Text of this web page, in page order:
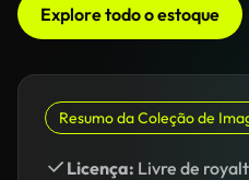
Explore todo o estoque
Resumo da Coleção de
Licença: Livre de